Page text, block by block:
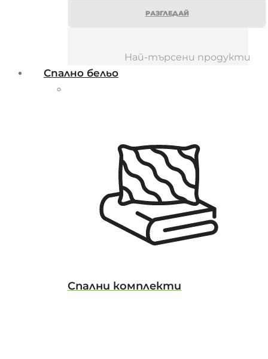
РАЗГЛЕДАЙ
Най-търсени продукти
Спално бельо
Спални комплекти